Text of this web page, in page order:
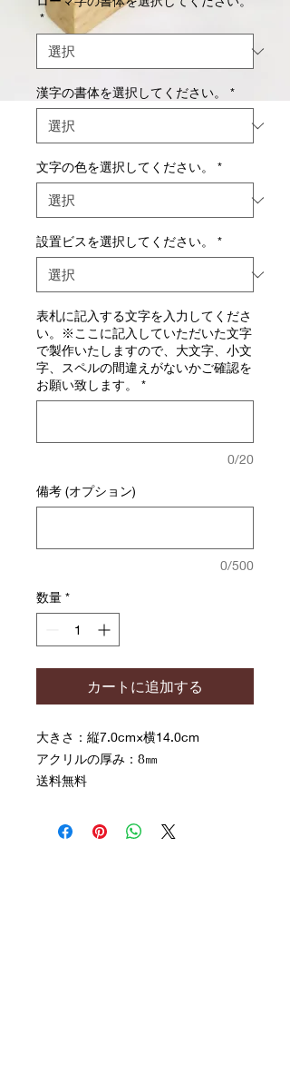
*
漢字の書体を選択してください。 *
文字の色を選択してください。 *
設置ビスを選択してください。 *
表札に記入する文字を入力してくださ
い。※ここに記入していただいた文字
で製作いたしますので、大文字、小文
字、スペルの間違えがないかご確認を
お願い致します。
*
0/20
備考 (オプション)
0/500
数量 *
カートに追加する
大きさ：縦7.0cm×横14.0cm
アクリルの厚み：8㎜
送料無料